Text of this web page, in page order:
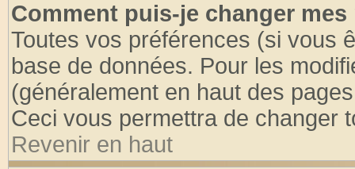
Comment puis-je changer mes
Toutes vos préférences (si vous
base de données. Pour les
(généralement en haut des
Ceci vous permettra de changer
Revenir en haut